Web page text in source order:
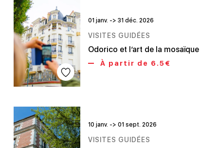
01 janv. -> 31 déc. 2026
VISITES GUIDÉES
Odorico et l’art de la mosaïque
À partir de 6.5€
10 janv. -> 01 sept. 2026
VISITES GUIDÉES